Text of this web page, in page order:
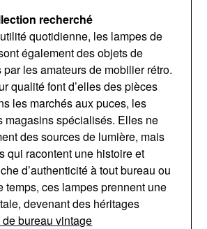
recherché
quotidienne, les lampes de
également des objets de
les amateurs de mobilier rétro.
qualité font d’elles des pièces
les marchés aux puces, les
magasins spécialisés. Elles ne
des sources de lumière, mais
qui racontent une histoire et
d’authenticité à tout bureau ou
temps, ces lampes prennent une
devenant des héritages
bureau vintage